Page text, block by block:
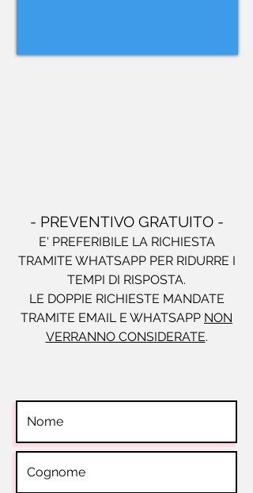
- PREVENTIVO GRATUITO -
E' PREFERIBILE LA RICHIESTA
TRAMITE WHATSAPP PER RIDURRE I
TEMPI DI RISPOSTA.
LE DOPPIE RICHIESTE MANDATE
TRAMITE EMAIL E WHATSAPP NON
VERRANNO CONSIDERATE.